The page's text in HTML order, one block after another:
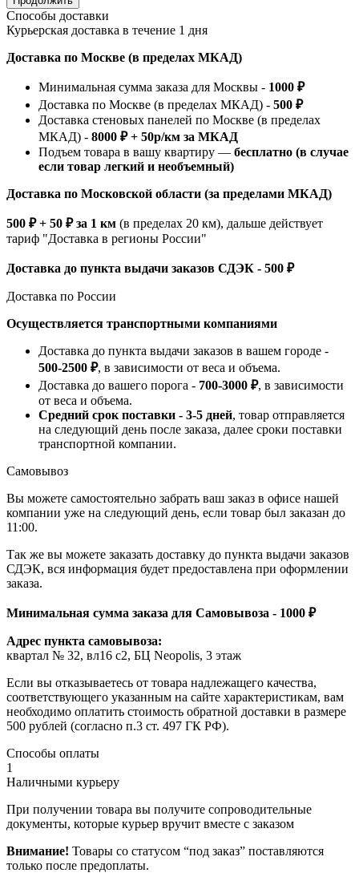
Способы доставки
Курьерская доставка в течение 1 дня
Доставка по Москве (в пределах МКАД)
Минимальная сумма заказа для Москвы - 1000 ₽
Доставка по Москве (в пределах МКАД) - 500 ₽
Доставка стеновых панелей по Москве (в пределах
МКАД) - 8000 ₽ + 50р/км за МКАД
Подъем товара в вашу квартиру — бесплатно (в случае
если товар легкий и необъемный)
Доставка по Московской области (за пределами МКАД)
500 ₽ + 50 ₽ за 1 км (в пределах 20 км), дальше действует
тариф "Доставка в регионы России"
Доставка до пункта выдачи заказов СДЭК - 500 ₽
Доставка по России
Осуществляется транспортными компаниями
Доставка до пункта выдачи заказов в вашем городе -
500-2500 ₽, в зависимости от веса и объема.
Доставка до вашего порога - 700-3000 ₽, в зависимости
от веса и объема.
Средний срок поставки - 3-5 дней, товар отправляется
на следующий день после заказа, далее сроки поставки
транспортной компании.
Самовывоз
Вы можете самостоятельно забрать ваш заказ в офисе нашей
компании уже на следующий день, если товар был заказан до
11:00.
Так же вы можете заказать доставку до пункта выдачи заказов
СДЭК, вся информация будет предоставлена при оформлении
заказа.
Минимальная сумма заказа для Самовывоза - 1000 ₽
Адрес пункта самовывоза:
квартал № 32, вл16 с2, БЦ Neopolis, 3 этаж
Если вы отказываетесь от товара надлежащего качества,
соответствующего указанным на сайте характеристикам, вам
необходимо оплатить стоимость обратной доставки в размере
500 рублей (согласно п.3 ст. 497 ГК РФ).
Способы оплаты
1
Наличными курьеру
При получении товара вы получите сопроводительные
документы, которые курьер вручит вместе с заказом
Внимание! Товары со статусом “под заказ” поставляются
только после предоплаты.